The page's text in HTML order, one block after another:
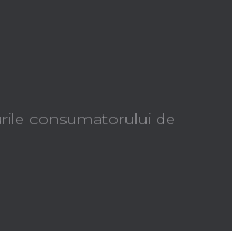
consumatorului de